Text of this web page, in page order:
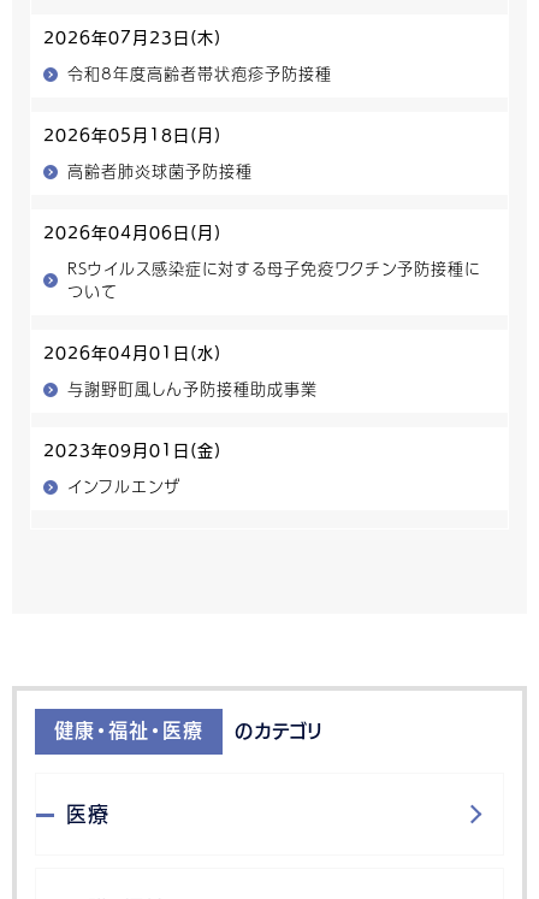
2026年07月23日(木)
令和8年度高齢者帯状疱疹予防接種
2026年05月18日(月)
高齢者肺炎球菌予防接種
2026年04月06日(月)
RSウイルス感染症に対する母子免疫ワクチン予防接種に
ついて
2026年04月01日(水)
与謝野町風しん予防接種助成事業
2023年09月01日(金)
インフルエンザ
健康・福祉・医療 のカテゴリ
医療